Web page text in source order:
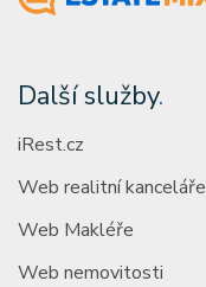
Další služby.
iRest.cz
Web realitní kanceláře
Web Makléře
Web nemovitosti